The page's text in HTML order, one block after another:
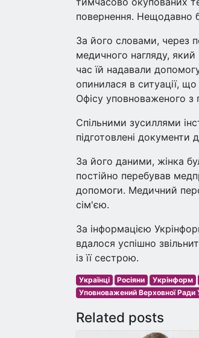
повернення. Нещодавно
За його словами, через
медичного нагляду,
час їй надавали
опинилася в ситуації,
Офісу уповноваженого з
Спільними зусиллями
підготовлені документи
За його даними, жінка
постійно перебував
допомоги. Медичний
сім'єю.
За інформацією
вдалося успішно
із її сестрою.
Українці Росіяни Укрінформ
Уповноважений Верховної Ради
Related posts